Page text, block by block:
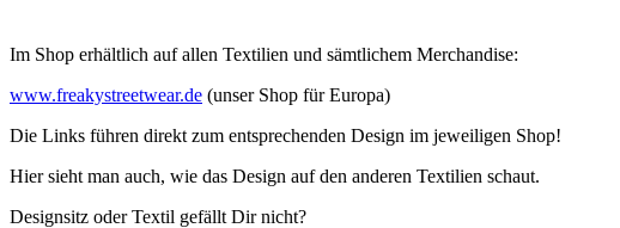
Im Shop erhältlich auf allen Textilien und sämtlichem Merchandise:
www.freakystreetwear.de (unser Shop für Europa)
Die Links führen direkt zum entsprechenden Design im jeweiligen Shop!
Hier sieht man auch, wie das Design auf den anderen Textilien schaut.
Designsitz oder Textil gefällt Dir nicht?